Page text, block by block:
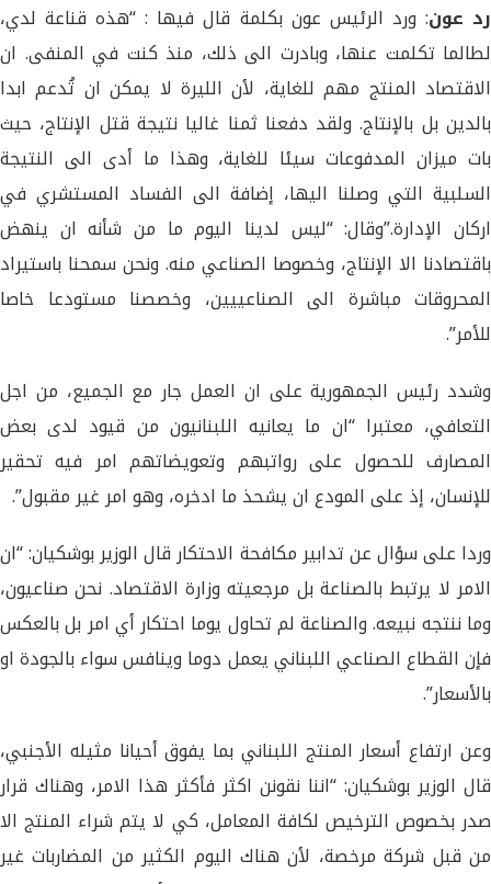
رد عون: ورد الرئيس عون بكلمة قال فيها : “هذه قناعة لدي،
لطالما تكلمت عنها، وبادرت الى ذلك، منذ كنت في المنفى. ان
الاقتصاد المنتج مهم للغاية، لأن الليرة لا يمكن ان تُدعم ابدا
بالدين بل بالإنتاج. ولقد دفعنا ثمنا غاليا نتيجة قتل الإنتاج، حيث
بات ميزان المدفوعات سيئا للغاية، وهذا ما أدى الى النتيجة
السلبية التي وصلنا اليها، إضافة الى الفساد المستشري في
اركان الإدارة.”وقال: “ليس لدينا اليوم ما من شأنه ان ينهض
باقتصادنا الا الإنتاج، وخصوصا الصناعي منه. ونحن سمحنا باستيراد
المحروقات مباشرة الى الصناعييين، وخصصنا مستودعا خاصا
للأمر”.
وشدد رئيس الجمهورية على ان العمل جار مع الجميع، من اجل
التعافي، معتبرا “ان ما يعانيه اللبنانيون من قيود لدى بعض
المصارف للحصول على رواتبهم وتعويضاتهم امر فيه تحقير
للإنسان، إذ على المودع ان يشحذ ما ادخره، وهو امر غير مقبول”.
وردا على سؤال عن تدابير مكافحة الاحتكار قال الوزير بوشكيان: “ان
الامر لا يرتبط بالصناعة بل مرجعيته وزارة الاقتصاد. نحن صناعيون،
وما ننتجه نبيعه. والصناعة لم تحاول يوما احتكار أي امر بل بالعكس
فإن القطاع الصناعي اللبناني يعمل دوما وينافس سواء بالجودة او
بالأسعار”.
وعن ارتفاع أسعار المنتج اللبناني بما يفوق أحيانا مثيله الأجنبي،
قال الوزير بوشكيان: “اننا نقونن اكثر فأكثر هذا الامر، وهناك قرار
صدر بخصوص الترخيص لكافة المعامل، كي لا يتم شراء المنتج الا
من قبل شركة مرخصة، لأن هناك اليوم الكثير من المضاربات غير